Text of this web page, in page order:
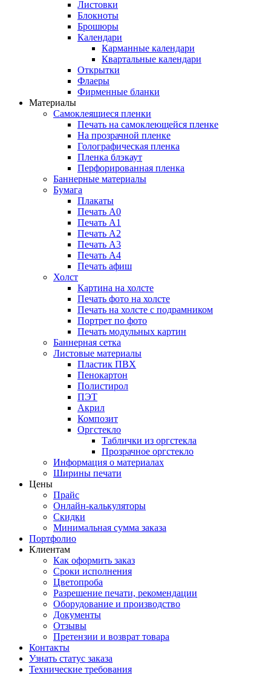
Листовки
Блокноты
Брошюры
Календари
Карманные календари
Квартальные календари
Открытки
Флаеры
Фирменные бланки
Материалы
Самоклеящиеся пленки
Печать на самоклеющейся пленке
На прозрачной пленке
Голографическая пленка
Пленка блэкаут
Перфорированная пленка
Баннерные материалы
Бумага
Плакаты
Печать А0
Печать А1
Печать А2
Печать А3
Печать А4
Печать афиш
Холст
Картина на холсте
Печать фото на холсте
Печать на холсте с подрамником
Портрет по фото
Печать модульных картин
Баннерная сетка
Листовые материалы
Пластик ПВХ
Пенокартон
Полистирол
ПЭТ
Акрил
Композит
Оргстекло
Таблички из оргстекла
Прозрачное оргстекло
Информация о материалах
Ширины печати
Цены
Прайс
Онлайн-калькуляторы
Скидки
Минимальная сумма заказа
Портфолио
Клиентам
Как оформить заказ
Сроки исполнения
Цветопроба
Разрешение печати, рекомендации
Оборудование и производство
Документы
Отзывы
Претензии и возврат товара
Контакты
Узнать статус заказа
Технические требования